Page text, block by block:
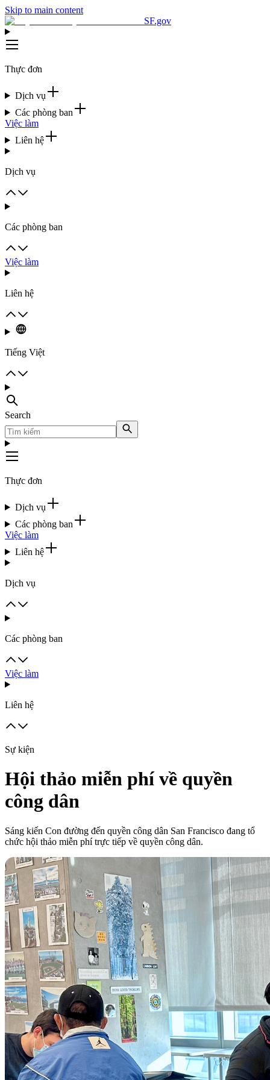
Skip to main content
SF.gov
Thực đơn
Dịch vụ
Các phòng ban
Việc làm
Liên hệ
Dịch vụ
Các phòng ban
Việc làm
Liên hệ
Tiếng Việt
Search
Thực đơn
Dịch vụ
Các phòng ban
Việc làm
Liên hệ
Dịch vụ
Các phòng ban
Việc làm
Liên hệ
Sự kiện
Hội thảo miễn phí về quyền
công dân
Sáng kiến Con đường đến quyền công dân San Francisco đang tổ
chức hội thảo miễn phí trực tiếp về quyền công dân.